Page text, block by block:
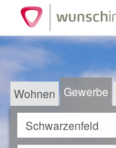
Wohnen Gewerbe